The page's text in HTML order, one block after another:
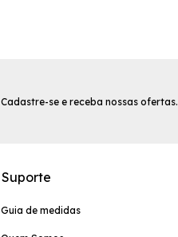
Cadastre-se e receba nossas ofertas.
Suporte
Guia de medidas